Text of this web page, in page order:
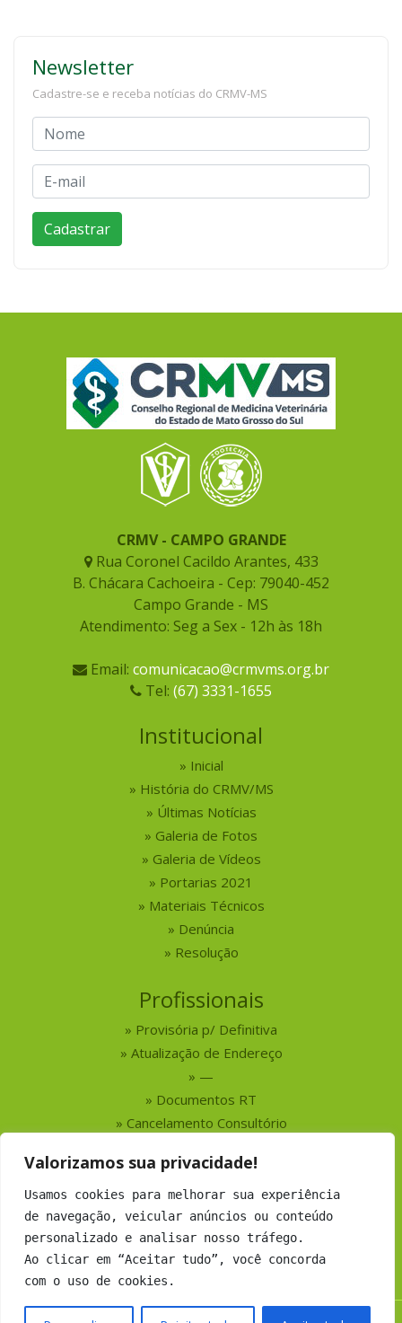
Valorizamos sua privacidade!
Usamos cookies para melhorar sua experiência
de navegação, veicular anúncios ou conteúdo
personalizado e analisar nosso tráfego.
Ao clicar em “Aceitar tudo”, você concorda
com o uso de cookies.
Newsletter
Cadastre-se e receba notícias do CRMV-MS
CRMV - CAMPO GRANDE
Rua Coronel Cacildo Arantes, 433
B. Chácara Cachoeira - Cep: 79040-452
Campo Grande - MS
Atendimento: Seg a Sex - 12h às 18h
Email: comunicacao@crmvms.org.br
Tel: (67) 3331-1655
Institucional
Inicial
História do CRMV/MS
Últimas Notícias
Galeria de Fotos
Galeria de Vídeos
Portarias 2021
Materiais Técnicos
Denúncia
Resolução
Profissionais
Provisória p/ Definitiva
Atualização de Endereço
—
Documentos RT
Cancelamento Consultório
Serviços
Busca por Profissionais
Busca por Empresas
Números do CRMV-MS